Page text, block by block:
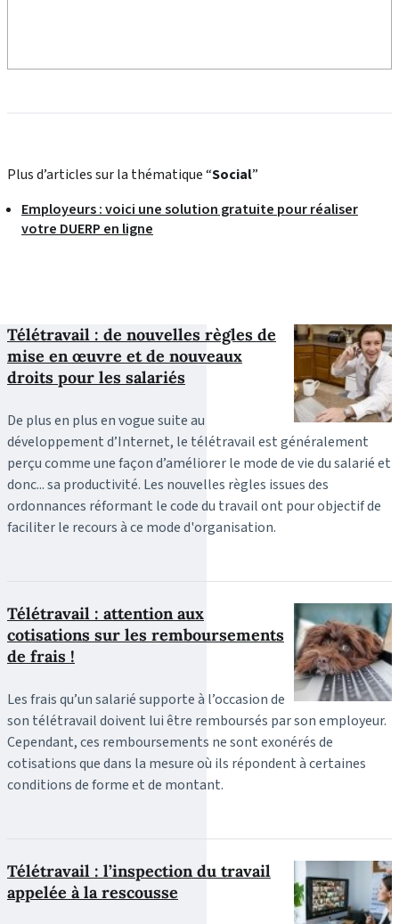
Plus d’articles sur la thématique “Social”
Employeurs : voici une solution gratuite pour réaliser
votre DUERP en ligne
Télétravail : de nouvelles règles de
mise en œuvre et de nouveaux
droits pour les salariés
De plus en plus en vogue suite au
développement d’Internet, le télétravail est généralement
perçu comme une façon d’améliorer le mode de vie du salarié et
donc... sa productivité. Les nouvelles règles issues des
ordonnances réformant le code du travail ont pour objectif de
faciliter le recours à ce mode d'organisation.
Télétravail : attention aux
cotisations sur les remboursements
de frais !
Les frais qu’un salarié supporte à l’occasion de
son télétravail doivent lui être remboursés par son employeur.
Cependant, ces remboursements ne sont exonérés de
cotisations que dans la mesure où ils répondent à certaines
conditions de forme et de montant.
Télétravail : l’inspection du travail
appelée à la rescousse